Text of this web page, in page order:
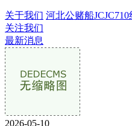
关于我们 河北公赌船
关注我们
最新消息
2026-05-10